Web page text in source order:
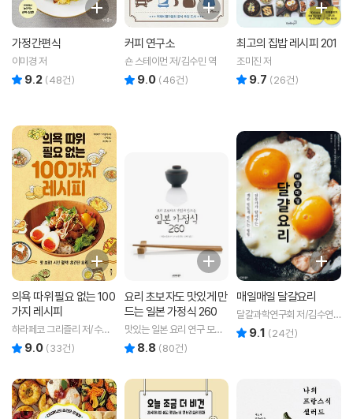
가정간편식
이미경 저
9.2 (48건)
커피 연구소
숀 스테이먼 저/김수민 역
9.0 (46건)
최고의 집밥 레시피 201
조미진 저
9.7 (26건)
의욕 따위 필요 없는 100
가지 레시피
하라페코 그리즐리 저/수키
역/최강록 감수
9.0 (33건)
요리 초보자도 맛있게 만
드는 일본 가정식 260
맛있는 일본 요리 연구 모임
저/김하경 역
8.8 (80건)
매일매일 달걀요리
달걀과학연구회 저/김수연
역/곤도 가즈오,미네키 마치
코 감수
9.1 (24건)